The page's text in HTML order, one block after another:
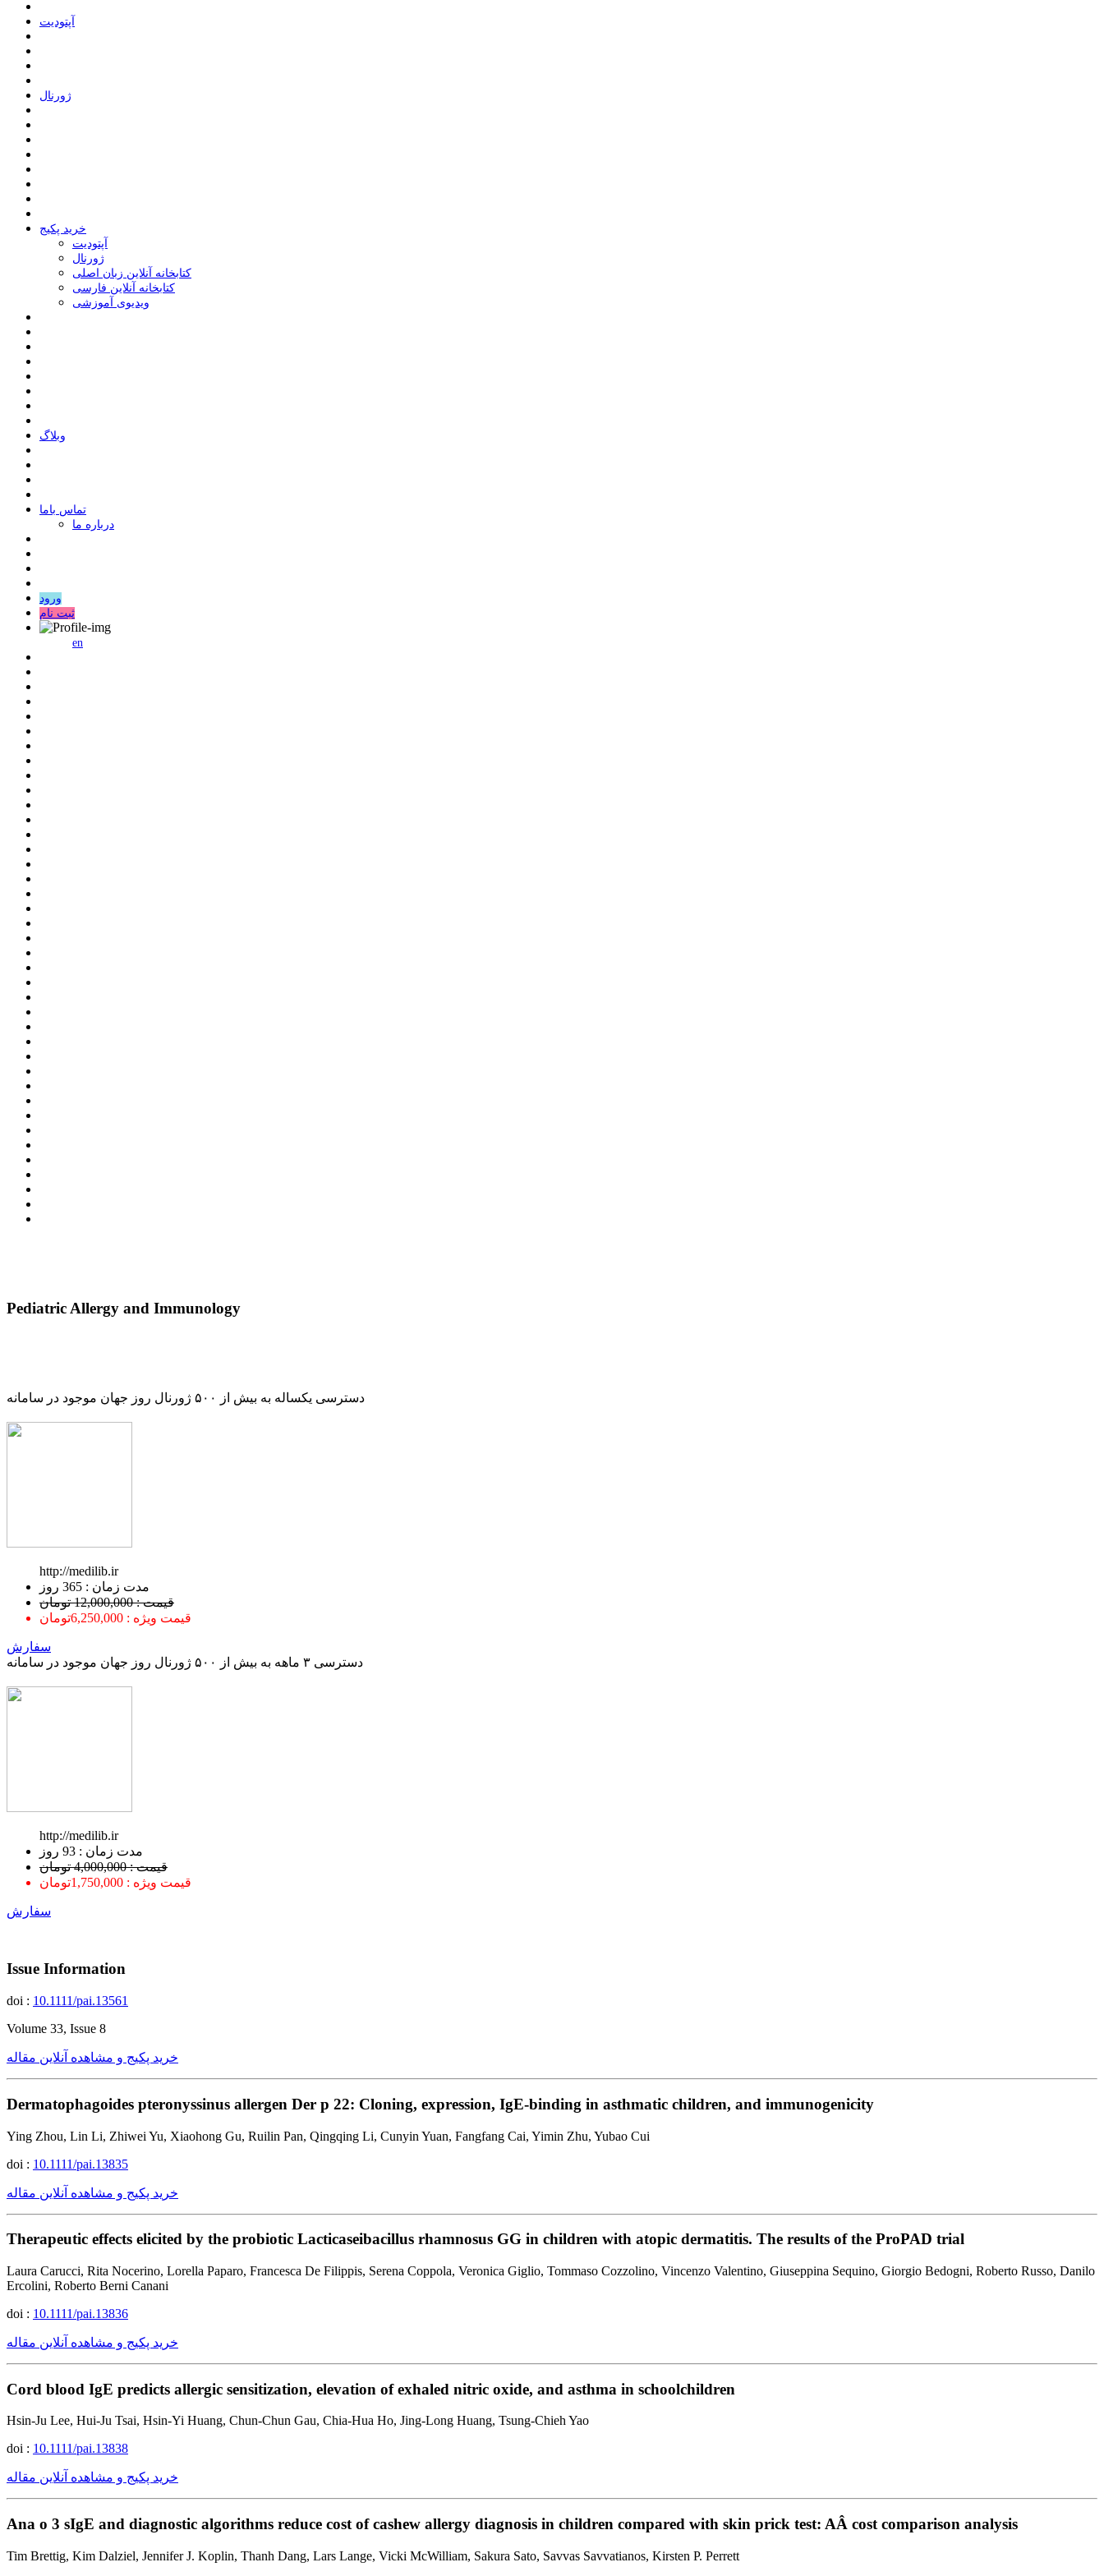
ﺁﭘﺘﻮﺩﯾﺖ
ﮊﻭﺭﻧﺎﻝ
خرید پکیج
ﺁﭘﺘﻮﺩﯾﺖ
ﮊﻭﺭﻧﺎﻝ
کتابخانه آنلاین زبان اصلی
کتابخانه آنلاین فارسی
ویدیوی آموزشی
وبلاگ
ﺗﻤﺎﺱ ﺑﺎﻣﺎ
درباره ما
ورود
ثبت نام
en
Pediatric Allergy and Immunology
دسترسی یکساله به بیش از ۵۰۰ ژورنال روز جهان موجود در سامانه
http://medilib.ir
ﻣﺪﺕ ﺯﻣﺎﻥ : 365 ﺭﻭﺯ
قیمت : 12,000,000 تومان
قیمت ویژه : 6,250,000تومان
سفارش
دسترسی ۳ ماهه به بیش از ۵۰۰ ژورنال روز جهان موجود در سامانه
http://medilib.ir
ﻣﺪﺕ ﺯﻣﺎﻥ : 93 ﺭﻭﺯ
قیمت : 4,000,000 تومان
قیمت ویژه : 1,750,000تومان
سفارش
Issue Information
doi : 10.1111/pai.13561
Volume 33, Issue 8
خرید پکیج و مشاهده آنلاین مقاله
Dermatophagoides pteronyssinus allergen Der p 22: Cloning, expression, IgE-binding in asthmatic children, and immunogenicity
Ying Zhou, Lin Li, Zhiwei Yu, Xiaohong Gu, Ruilin Pan, Qingqing Li, Cunyin Yuan, Fangfang Cai, Yimin Zhu, Yubao Cui
doi : 10.1111/pai.13835
خرید پکیج و مشاهده آنلاین مقاله
Therapeutic effects elicited by the probiotic Lacticaseibacillus rhamnosus GG in children with atopic dermatitis. The results of the ProPAD trial
Laura Carucci, Rita Nocerino, Lorella Paparo, Francesca De Filippis, Serena Coppola, Veronica Giglio, Tommaso Cozzolino, Vincenzo Valentino, Giuseppina Sequino, Giorgio Bedogni, Roberto Russo, Danilo
Ercolini, Roberto Berni Canani
doi : 10.1111/pai.13836
خرید پکیج و مشاهده آنلاین مقاله
Cord blood IgE predicts allergic sensitization, elevation of exhaled nitric oxide, and asthma in schoolchildren
Hsin-Ju Lee, Hui-Ju Tsai, Hsin-Yi Huang, Chun-Chun Gau, Chia-Hua Ho, Jing-Long Huang, Tsung-Chieh Yao
doi : 10.1111/pai.13838
خرید پکیج و مشاهده آنلاین مقاله
Ana o 3 sIgE and diagnostic algorithms reduce cost of cashew allergy diagnosis in children compared with skin prick test: AÂ cost comparison analysis
Tim Brettig, Kim Dalziel, Jennifer J. Koplin, Thanh Dang, Lars Lange, Vicki McWilliam, Sakura Sato, Savvas Savvatianos, Kirsten P. Perrett